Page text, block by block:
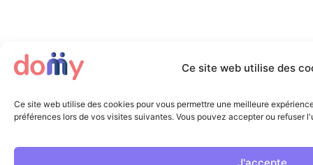
Ce site web utilise des
Ce site web utilise des cookies pour vous permettre une meilleure
préférences lors de vos visites suivantes. Vous pouvez accepter ou refuser
J'accepte